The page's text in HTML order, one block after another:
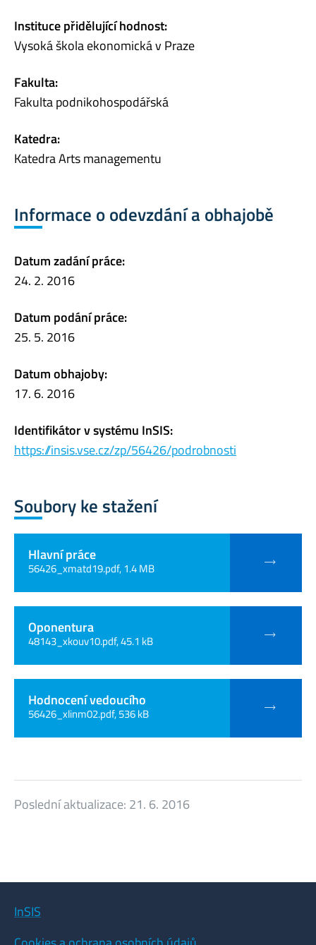
Instituce přidělující hodnost:
Vysoká škola ekonomická v Praze
Fakulta:
Fakulta podnikohospodářská
Katedra:
Katedra Arts managementu
Informace o odevzdání a obhajobě
Datum zadání práce:
24. 2. 2016
Datum podání práce:
25. 5. 2016
Datum obhajoby:
17. 6. 2016
Identifikátor v systému InSIS:
https://insis.vse.cz/zp/56426/podrobnosti
Soubory ke stažení
Hlavní práce
56426_xmatd19.pdf, 1.4 MB
Oponentura
48143_xkouv10.pdf, 45.1 kB
Hodnocení vedoucího
56426_xlinm02.pdf, 536 kB
Poslední aktualizace: 21. 6. 2016
InSIS